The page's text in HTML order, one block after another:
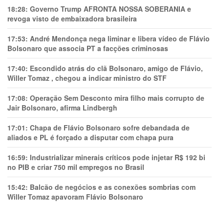
18:28: Governo Trump AFRONTA NOSSA SOBERANIA e
revoga visto de embaixadora brasileira
17:53: André Mendonça nega liminar e libera vídeo de Flávio
Bolsonaro que associa PT a facções criminosas
17:40: Escondido atrás do clã Bolsonaro, amigo de Flávio,
Willer Tomaz , chegou a indicar ministro do STF
17:08: Operação Sem Desconto mira filho mais corrupto de
Jair Bolsonaro, afirma Lindbergh
17:01: Chapa de Flávio Bolsonaro sofre debandada de
aliados e PL é forçado a disputar com chapa pura
16:59: Industrializar minerais críticos pode injetar R$ 192 bi
no PIB e criar 750 mil empregos no Brasil
15:42: Balcão de negócios e as conexões sombrias com
Willer Tomaz apavoram Flávio Bolsonaro